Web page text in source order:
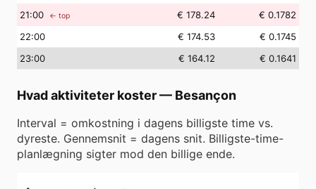
21:00 ← top € 178.24
€ 0.1782
22:00 € 174.53
€ 0.1745
23:00 € 164.12 € 0.1641
Hvad aktiviteter koster— Besançon
Interval = omkostning i dagens billigste time vs.
dyreste. Gennemsnit = dagens snit. Billigste-time-
planlægning sigter mod den billige ende.